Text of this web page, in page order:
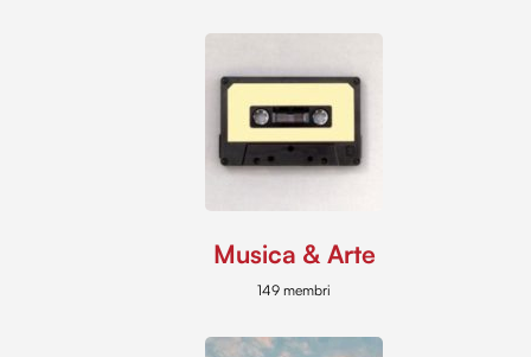
Musica & Arte
149 membri